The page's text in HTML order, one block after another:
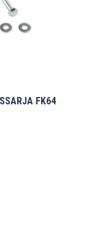
FK64